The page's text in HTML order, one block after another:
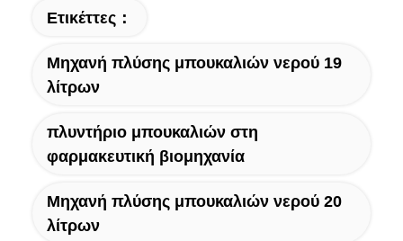
Ετικέττες：
Μηχανή πλύσης μπουκαλιών νερού 19
λίτρων
πλυντήριο μπουκαλιών στη
φαρμακευτική βιομηχανία
Μηχανή πλύσης μπουκαλιών νερού 20
λίτρων